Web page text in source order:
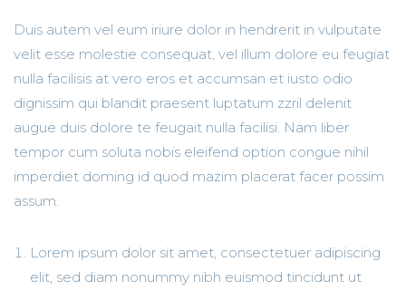
Duis autem vel eum iriure dolor in hendrerit in vulputate
velit esse molestie consequat, vel illum dolore eu feugiat
nulla facilisis at vero eros et accumsan et iusto odio
dignissim qui blandit praesent luptatum zzril delenit
augue duis dolore te feugait nulla facilisi. Nam liber
tempor cum soluta nobis eleifend option congue nihil
imperdiet doming id quod mazim placerat facer possim
assum.
Lorem ipsum dolor sit amet, consectetuer adipiscing
elit, sed diam nonummy nibh euismod tincidunt ut